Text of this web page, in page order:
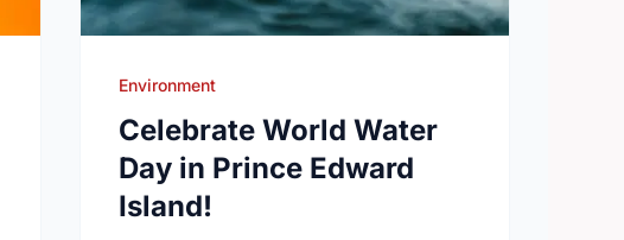
Environment
Celebrate World Water
Day in Prince Edward
Island!